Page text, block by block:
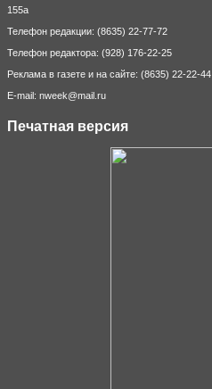
155а
Телефон редакции: (8635) 22-77-72
Телефон редактора: (928) 176-22-25
Реклама в газете и на сайте: (8635) 22-22-44
E-mail: nweek@mail.ru
Печатная версия